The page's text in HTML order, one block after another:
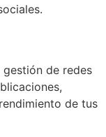
de redes
de tus